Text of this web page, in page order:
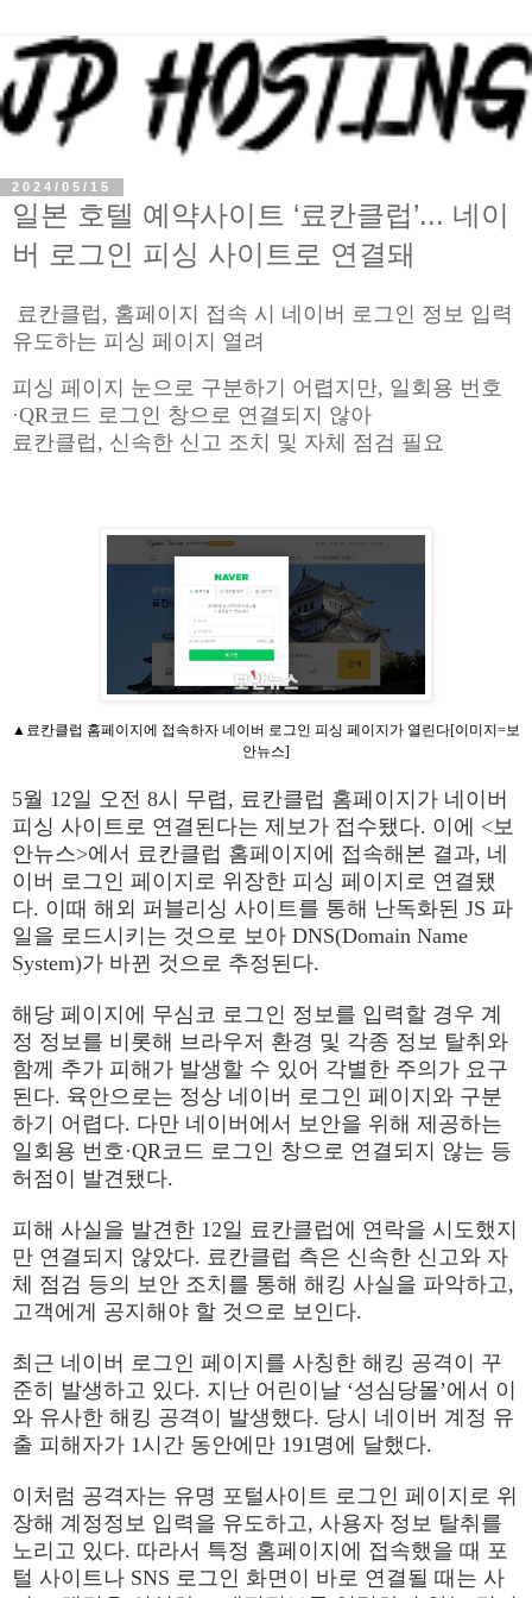
2024/05/15
일본 호텔 예약사이트 ‘료칸클럽’... 네이
버 로그인 피싱 사이트로 연결돼
료칸클럽, 홈페이지 접속 시 네이버 로그인 정보 입력
유도하는 피싱 페이지 열려
피싱 페이지 눈으로 구분하기 어렵지만, 일회용 번호
·QR코드 로그인 창으로 연결되지 않아
료칸클럽, 신속한 신고 조치 및 자체 점검 필요
▲료칸클럽 홈페이지에 접속하자 네이버 로그인 피싱 페이지가 열린다[이미지=보
안뉴스]
5월 12일 오전 8시 무렵, 료칸클럽 홈페이지가 네이버
피싱 사이트로 연결된다는 제보가 접수됐다. 이에 <보
안뉴스>에서 료칸클럽 홈페이지에 접속해본 결과, 네
이버 로그인 페이지로 위장한 피싱 페이지로 연결됐
다. 이때 해외 퍼블리싱 사이트를 통해 난독화된 JS 파
일을 로드시키는 것으로 보아 DNS(Domain Name
System)가 바뀐 것으로 추정된다.
해당 페이지에 무심코 로그인 정보를 입력할 경우 계
정 정보를 비롯해 브라우저 환경 및 각종 정보 탈취와
함께 추가 피해가 발생할 수 있어 각별한 주의가 요구
된다. 육안으로는 정상 네이버 로그인 페이지와 구분
하기 어렵다. 다만 네이버에서 보안을 위해 제공하는
일회용 번호·QR코드 로그인 창으로 연결되지 않는 등
허점이 발견됐다.
피해 사실을 발견한 12일 료칸클럽에 연락을 시도했지
만 연결되지 않았다. 료칸클럽 측은 신속한 신고와 자
체 점검 등의 보안 조치를 통해 해킹 사실을 파악하고,
고객에게 공지해야 할 것으로 보인다.
최근 네이버 로그인 페이지를 사칭한 해킹 공격이 꾸
준히 발생하고 있다. 지난 어린이날 ‘성심당몰’에서 이
와 유사한 해킹 공격이 발생했다. 당시 네이버 계정 유
출 피해자가 1시간 동안에만 191명에 달했다.
이처럼 공격자는 유명 포털사이트 로그인 페이지로 위
장해 계정정보 입력을 유도하고, 사용자 정보 탈취를
노리고 있다. 따라서 특정 홈페이지에 접속했을 때 포
털 사이트나 SNS 로그인 화면이 바로 연결될 때는 사